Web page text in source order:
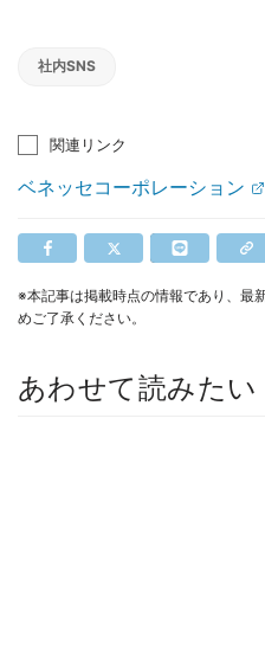
社内SNS
関連リンク
ベネッセコーポレーション
※本記事は掲載時点の情報であり、最
めご了承ください。
あわせて読みたい